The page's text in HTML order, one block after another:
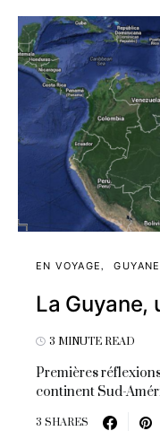
EN VOYAGE GUYANE
La Guyane,
3 MINUTE READ
Premières
continent Sud-
3 SHARES